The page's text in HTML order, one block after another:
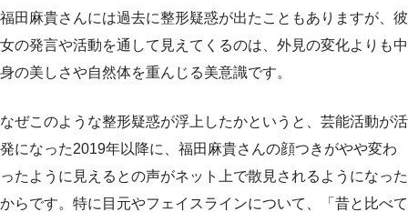
福田麻貴さんには過去に整形疑惑が出たこともありますが、彼
女の発言や活動を通して見えてくるのは、外見の変化よりも中
身の美しさや自然体を重んじる美意識です。
なぜこのような整形疑惑が浮上したかというと、芸能活動が活
発になった2019年以降に、福田麻貴さんの顔つきがやや変わ
ったように見えるとの声がネット上で散見されるようになった
からです。特に目元やフェイスラインについて、「昔と比べて